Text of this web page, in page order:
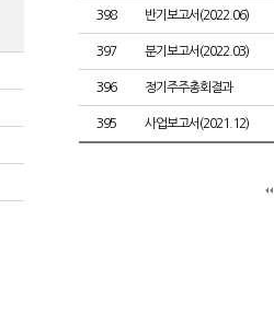
398 반기보고서(2022.06)
397 분기보고서(2022.03)
396 정기주주총회결과
395 사업보고서(2021.12)